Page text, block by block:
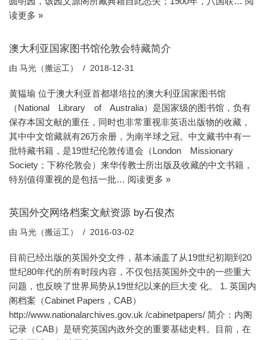
读更多 »
澳大利亚国家图书馆伦敦会特藏简介
由 马光（搬运工） 2018-12-31
黄韫瑜 位于澳大利亚首都堪培拉的澳大利亚国家图书馆
（National Library of Australia）是国家级的图书馆，负有
保存本国文献的重任，同时也非常重视非英语出版物的收藏，
其中中文馆藏就有26万余册，为南半球之冠。中文藏书中有一
批特藏书籍，是19世纪伦敦传道会（London Missionary
Society；下称伦敦会）来华传教士所出版及收藏的中文书籍，
特别值得重视的是包括一批… 阅读更多 »
英国外交网络档案文献资源 by石俊杰
由 马光（搬运工） 2016-03-02
目前已经出版的英国外交文件，基本涵盖了从19世纪初期到20
世纪80年代的所有时段内容，不仅包括英国外交中的一些重大
问题，也反映了世界局势从19世纪以来的巨大变 化。 1. 英国内
阁档案（Cabinet Papers，CAB）
http://www.nationalarchives.gov.uk /cabinetpapers/ 简介：内阁
记录（CAB）是研究英国内政外交的重要基础史料。目前，在